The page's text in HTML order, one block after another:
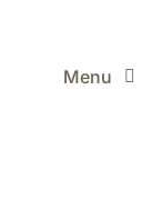
Menu